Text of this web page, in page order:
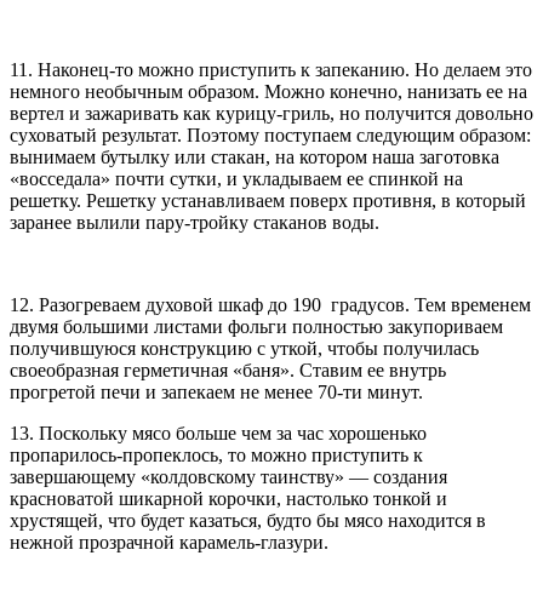
11. Наконец-то можно приступить к запеканию. Но делаем это
немного необычным образом. Можно конечно, нанизать ее на
вертел и зажаривать как курицу-гриль, но получится довольно
суховатый результат. Поэтому поступаем следующим образом:
вынимаем бутылку или стакан, на котором наша заготовка
«восседала» почти сутки, и укладываем ее спинкой на
решетку. Решетку устанавливаем поверх противня, в который
заранее вылили пару-тройку стаканов воды.
12. Разогреваем духовой шкаф до 190 градусов. Тем временем
двумя большими листами фольги полностью закупориваем
получившуюся конструкцию с уткой, чтобы получилась
своеобразная герметичная «баня». Ставим ее внутрь
прогретой печи и запекаем не менее 70-ти минут.
13. Поскольку мясо больше чем за час хорошенько
пропарилось-пропеклось, то можно приступить к
завершающему «колдовскому таинству» — создания
красноватой шикарной корочки, настолько тонкой и
хрустящей, что будет казаться, будто бы мясо находится в
нежной прозрачной карамель-глазури.